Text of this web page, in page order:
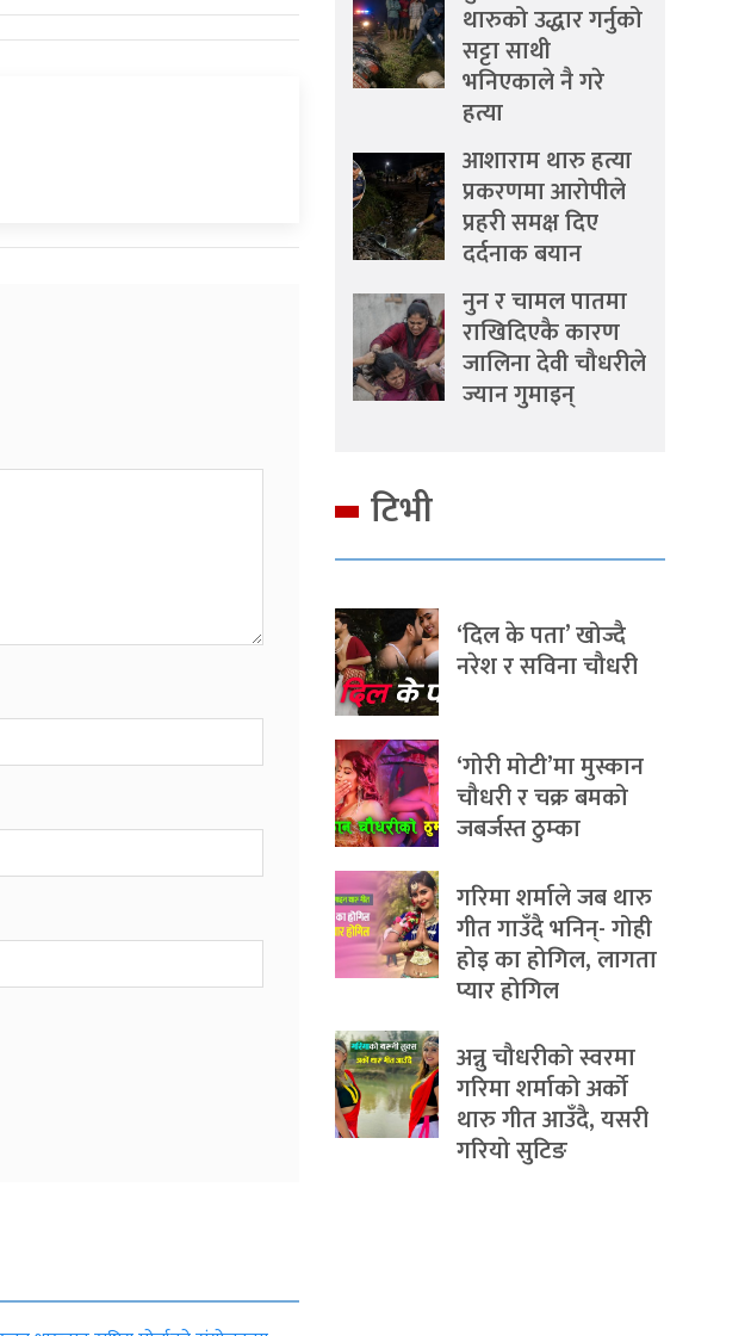
थारुको उद्धार गर्नुको
सट्टा साथी
भनिएकाले नै गरे
हत्या
आशाराम थारु हत्या
प्रकरणमा आरोपीले
प्रहरी समक्ष दिए
दर्दनाक बयान
नुन र चामल पातमा
राखिदिएकै कारण
जालिना देवी चौधरीले
ज्यान गुमाइन्
टिभी
‘दिल के पता’ खोज्दै
नरेश र सविना चौधरी
‘गोरी मोटी’मा मुस्कान
चौधरी र चक्र बमको
जबर्जस्त ठुम्का
गरिमा शर्माले जब थारु
गीत गाउँदै भनिन्- गोही
होइ का होगिल, लागता
प्यार होगिल
अन्नु चौधरीको स्वरमा
गरिमा शर्माको अर्को
थारु गीत आउँदै, यसरी
गरियो सुटिङ